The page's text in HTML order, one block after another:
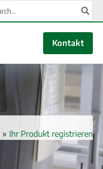
Kontakt
» Ihr Produkt registrieren